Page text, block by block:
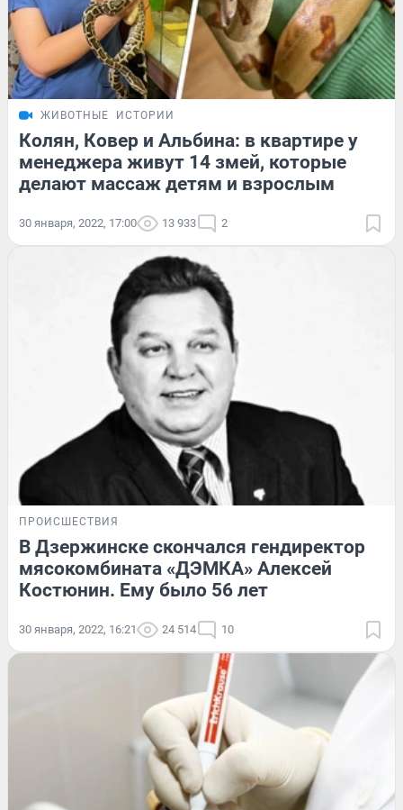
ЖИВОТНЫЕ ИСТОРИИ
Колян, Ковер и Альбина: в квартире у
менеджера живут 14 змей, которые
делают массаж детям и взрослым
30 января, 2022, 17:00 13 933 2
ПРОИСШЕСТВИЯ
В Дзержинске скончался гендиректор
мясокомбината «ДЭМКА» Алексей
Костюнин. Ему было 56 лет
30 января, 2022, 16:21 24 514 10